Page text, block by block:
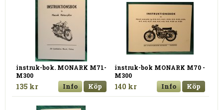
instruk-bok. MONARK M71-
M300
135 kr Info Köp
instruk-bok MONARK M70 -
M300
140 kr Info Köp